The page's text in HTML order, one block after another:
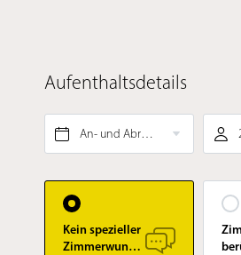
Aufenthaltsdetails
An- und Abreise*
Kein spezieller
Zimmerwunsch